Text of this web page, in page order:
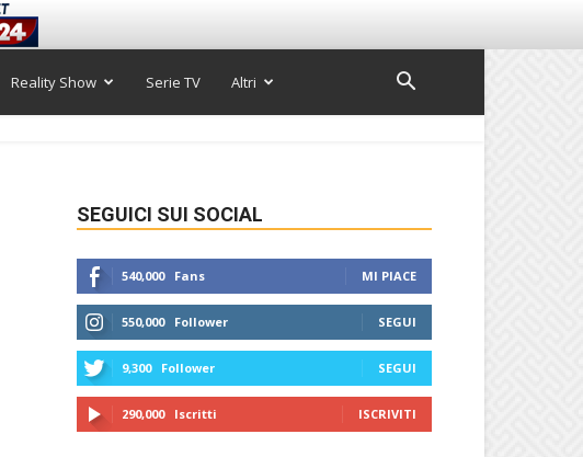
Reality Show Serie TV Altri
SEGUICI SUI SOCIAL
540,000 Fans MI PIACE
550,000 Follower SEGUI
9,300 Follower SEGUI
290,000 Iscritti ISCRIVITI